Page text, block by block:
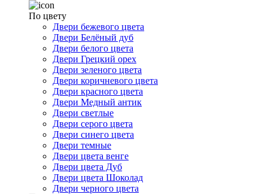
По цвету
Двери бежевого цвета
Двери Белёный дуб
Двери белого цвета
Двери Грецкий орех
Двери зеленого цвета
Двери коричневого цвета
Двери красного цвета
Двери Медный антик
Двери светлые
Двери серого цвета
Двери синего цвета
Двери темные
Двери цвета венге
Двери цвета Дуб
Двери цвета Шоколад
Двери черного цвета